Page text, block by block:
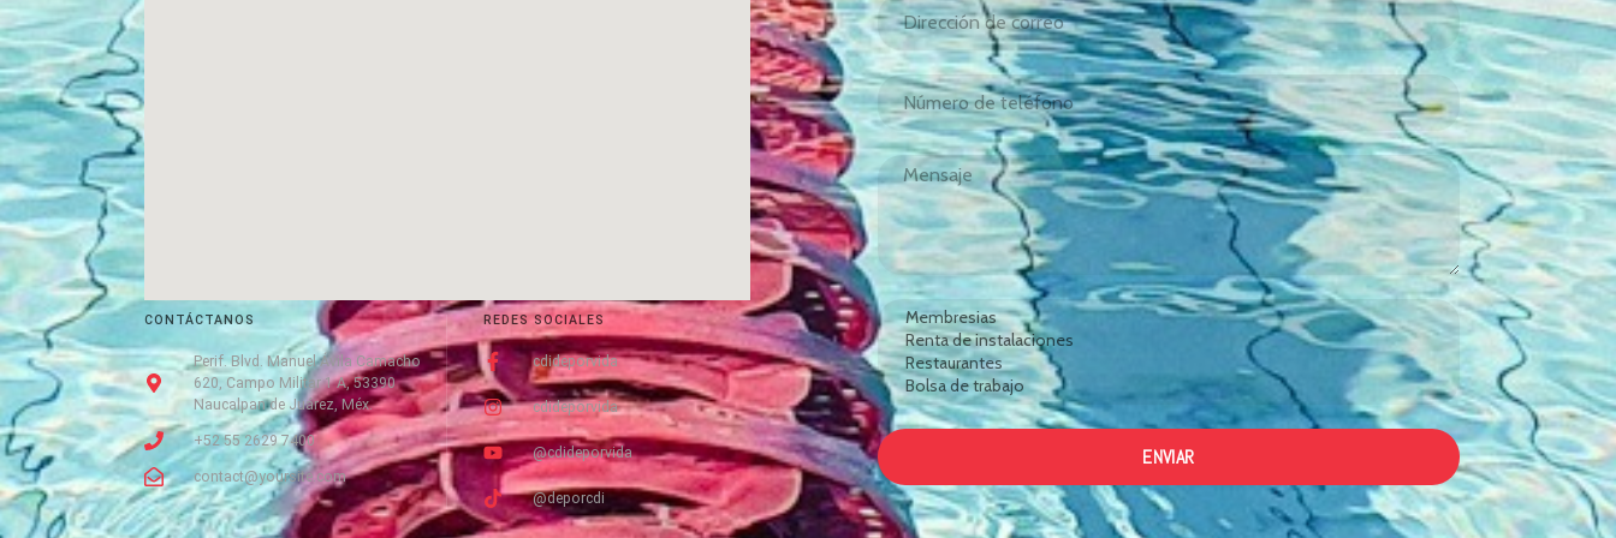
CONTÁCTANOS
Perif. Blvd. Manuel Ávila Camacho
620, Campo Militar 1 A, 53390
Naucalpan de Juárez, Méx.
+52 55 2629 7400
contact@yoursite.com
REDES SOCIALES
cdideporvida
cdideporvida
@cdideporvida
@deporcdi
ENVIAR